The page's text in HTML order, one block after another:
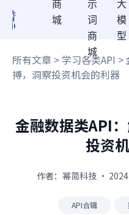
商
城
示
词
商
城
大
模
型
所有文章 >学习各类API >
搏，洞察投资机会的利器
金融数据类API
投资
作者：幂简科技 ·
API合辑